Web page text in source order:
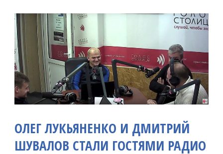
ОЛЕГ ЛУКЬЯНЕНКО И ДМИТРИЙ
ШУВАЛОВ СТАЛИ ГОСТЯМИ РАДИО